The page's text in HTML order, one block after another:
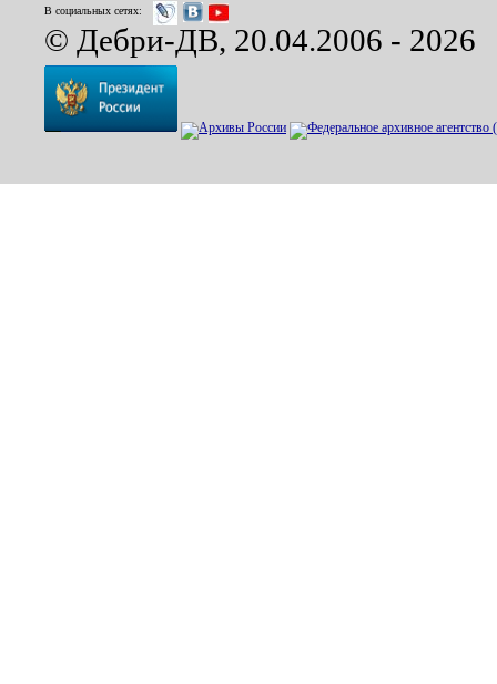
В социальных сетях:
© Дебри-ДВ, 20.04.2006 - 2026